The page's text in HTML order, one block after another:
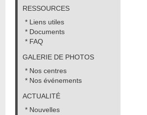
RESSOURCES
* Liens utiles
* Documents
* FAQ
GALERIE DE PHOTOS
* Nos centres
* Nos événements
ACTUALITÉ
* Nouvelles